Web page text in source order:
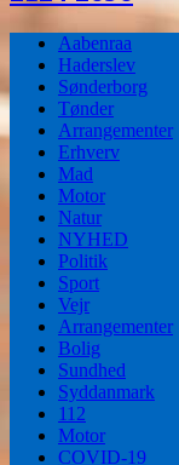
Aabenraa
Haderslev
Sønderborg
Tønder
Arrangementer
Erhverv
Mad
Motor
Natur
NYHED
Politik
Sport
Vejr
Arrangementer
Bolig
Sundhed
Syddanmark
112
Motor
COVID-19